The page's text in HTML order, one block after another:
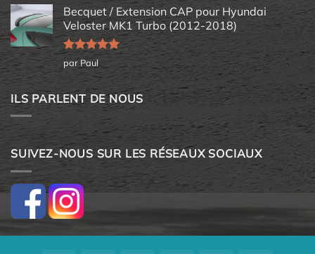
Becquet / Extension CAP pour Hyundai
Veloster MK1 Turbo (2012-2018)
Note5sur
5
par Paul
ILS PARLENT DE NOUS
SUIVEZ-NOUS SUR LES RÉSEAUX SOCIAUX